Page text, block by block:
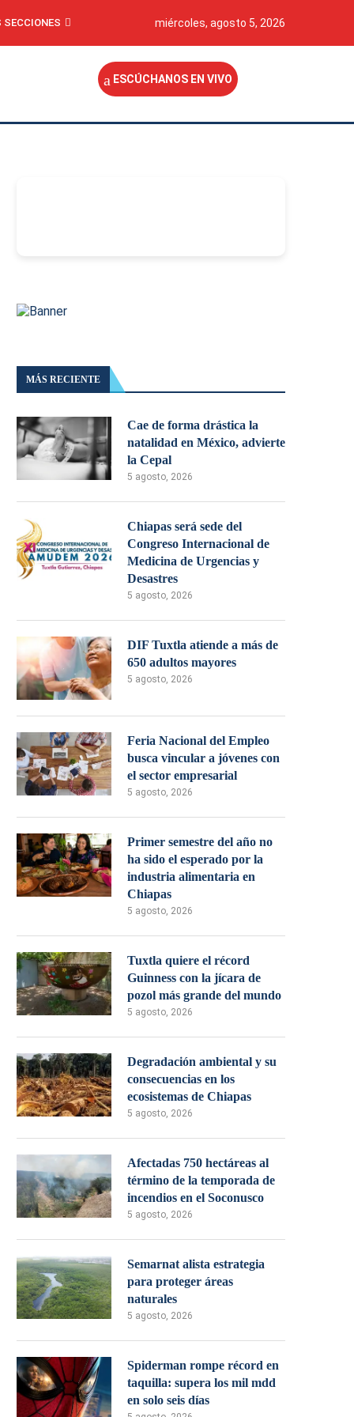
SECCIONES miércoles, agosto 5, 2026
ESCÚCHANOS EN VIVO
MÁS RECIENTE
Cae de forma drástica la
natalidad en México, advierte
la Cepal
5 agosto, 2026
Chiapas será sede del
Congreso Internacional de
Medicina de Urgencias y
Desastres
5 agosto, 2026
DIF Tuxtla atiende a más de
650 adultos mayores
5 agosto, 2026
Feria Nacional del Empleo
busca vincular a jóvenes con
el sector empresarial
5 agosto, 2026
Primer semestre del año no
ha sido el esperado por la
industria alimentaria en
Chiapas
5 agosto, 2026
Tuxtla quiere el récord
Guinness con la jícara de
pozol más grande del mundo
5 agosto, 2026
Degradación ambiental y su
consecuencias en los
ecosistemas de Chiapas
5 agosto, 2026
Afectadas 750 hectáreas al
término de la temporada de
incendios en el Soconusco
5 agosto, 2026
Semarnat alista estrategia
para proteger áreas
naturales
5 agosto, 2026
Spiderman rompe récord en
taquilla: supera los mil mdd
en solo seis días